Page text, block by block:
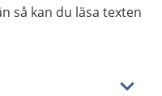
så kan du läsa texten